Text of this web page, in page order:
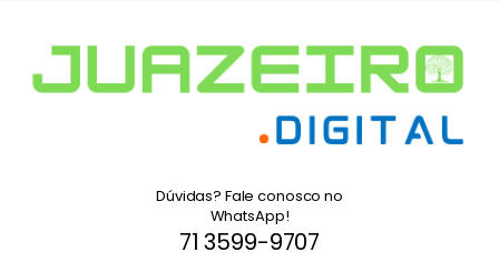
Dúvidas? Fale conosco no
WhatsApp!
71 3599-9707